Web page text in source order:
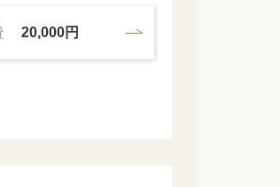
20,000円